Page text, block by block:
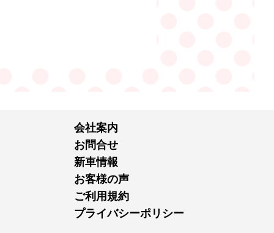
会社案内
お問合せ
新車情報
お客様の声
ご利用規約
プライバシーポリシー